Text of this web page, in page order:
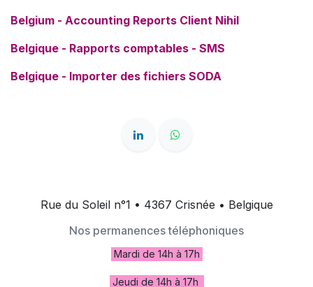
Belgium - Accounting Reports Client Nihil
Belgique - Rapports comptables - SMS
Belgique - Importer des fichiers SODA
Rue du Soleil n°1 • 4367 Crisnée • Belgique
Nos permanences téléphoniques
Mardi de 14h à 17h
Jeudi de 14h à 17h